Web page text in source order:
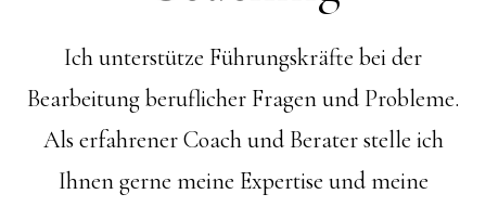
Ich unterstütze Führungskräfte bei der
Bearbeitung beruflicher Fragen und Probleme.
Als erfahrener Coach und Berater stelle ich
Ihnen gerne meine Expertise und meine